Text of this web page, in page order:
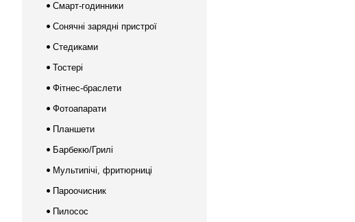
Смарт-годинники
Сонячні зарядні пристрої
Стедиками
Тостері
Фітнес-браслети
Фотоапарати
Планшети
Барбекю/Грилі
Мультипічі, фритюрниці
Пароочисник
Пилосос